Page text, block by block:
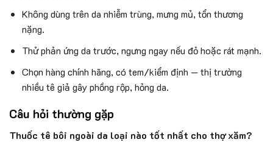
Không dùng trên da nhiễm trùng, mưng mủ, tổn thương
nặng.
Thử phản ứng da trước, ngưng ngay nếu đỏ hoặc rát mạnh.
Chọn hàng chính hãng, có tem/kiểm định — thị trường
nhiều tê giả gây phồng rộp, hỏng da.
Câu hỏi thường gặp
Thuốc tê bôi ngoài da loại nào tốt nhất cho thợ xăm?